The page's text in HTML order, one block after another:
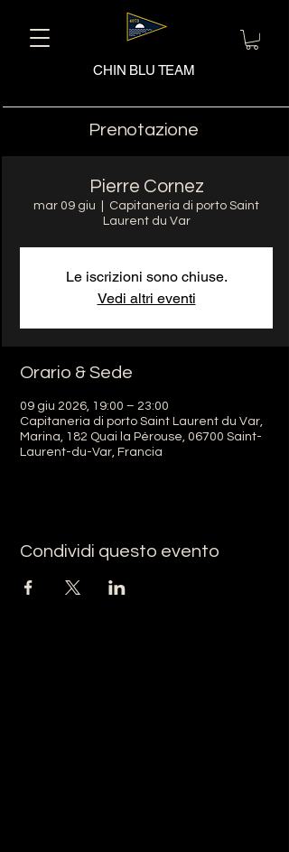
CHIN BLU TEAM
Prenotazione
Pierre Cornez
mar 09 giu
Capitaneria di porto Saint
Laurent du Var
Le iscrizioni sono chiuse.
Vedi altri eventi
Orario & Sede
09 giu 2026, 19:00 – 23:00
Capitaneria di porto Saint Laurent du Var,
Marina, 182 Quai la Pérouse, 06700 Saint-
Laurent-du-Var, Francia
Condividi questo evento